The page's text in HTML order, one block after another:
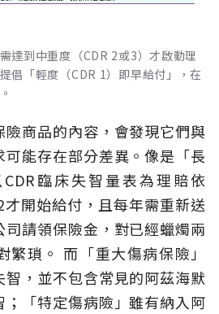
達到中重度（CDR 2或3）才啟動理
倡「輕度（CDR 1）即早給付」，在
商品的內容，會發現它們與
能存在部分差異。像是「長
臨床失智量表為理賠依
開始給付，且每年需重新送
請領保險金，對已經蠟燭兩
繁瑣。 而「重大傷病保險」
，並不包含常見的阿茲海默
；「特定傷病險」雖有納入阿